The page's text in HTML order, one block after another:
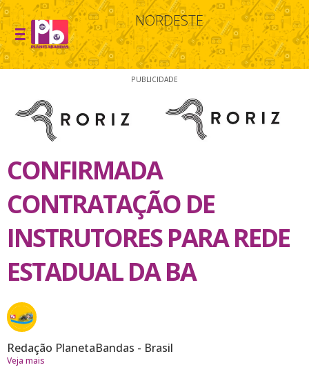
NORDESTE
PUBLICIDADE
CONFIRMADA
CONTRATAÇÃO DE
INSTRUTORES PARA REDE
ESTADUAL DA BA
Redação PlanetaBandas - Brasil
Veja mais